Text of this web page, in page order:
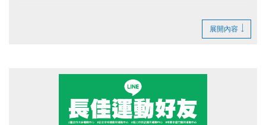
臺北市運動有功團體及人員表揚典禮FB粉絲專頁(開啟新視
展開內容